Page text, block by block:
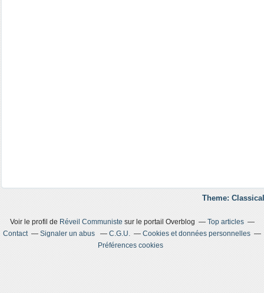
Theme:
Voir le profil de Réveil Communiste sur le portail Overblog
Top articles
Contact
Signaler un abus C.G.U.
Cookies et données personnelles
Préférences cookies